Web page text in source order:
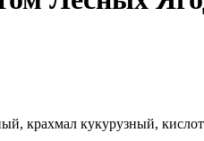
крахмал кукурузный,